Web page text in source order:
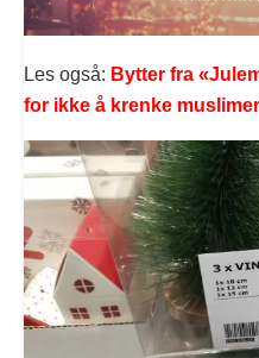
Les også: Bytter fra
for ikke å krenke muslimer